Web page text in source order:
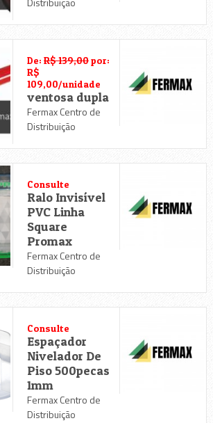
De: R$ 139,00por:
R$
109,00/unidade
ventosa dupla
Fermax Centro de
Distribuição
Consulte
Ralo Invisível
PVC Linha
Square
Promax
Fermax Centro de
Distribuição
Consulte
Espaçador
Nivelador De
Piso 500pecas
1mm
Fermax Centro de
Distribuição